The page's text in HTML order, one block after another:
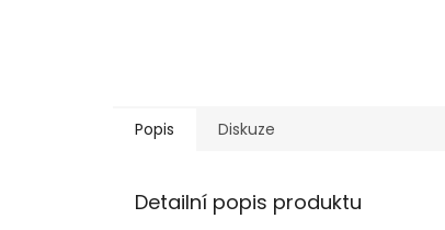
Popis Diskuze
Detailní popis produktu